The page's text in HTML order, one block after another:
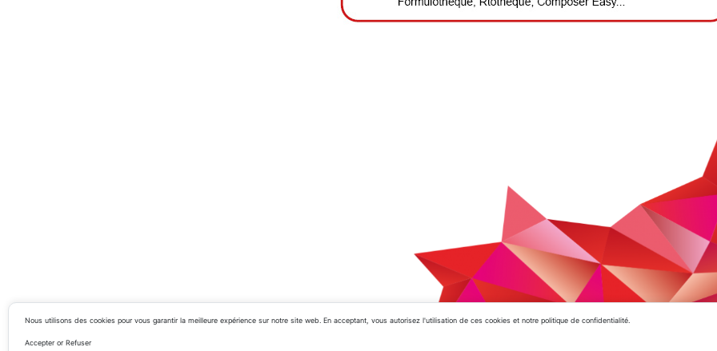
Nous utilisons des cookies pour vous garantir la meilleure expérience sur notre site web. En acceptant, vous autorisez l'utilisation de ces cookies et notre politique de confidentialité.
Accepter or Refuser